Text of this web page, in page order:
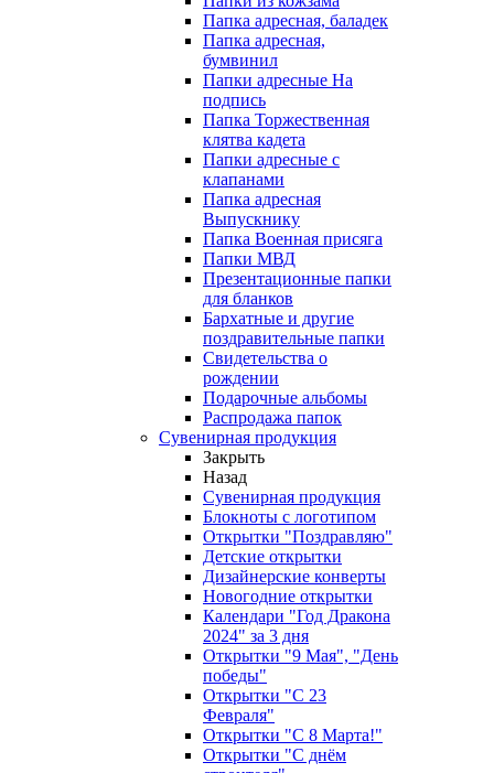
Папка адресная, баладек
Папка адресная,
бумвинил
Папки адресные На
подпись
Папка Торжественная
клятва кадета
Папки адресные с
клапанами
Папка адресная
Выпускнику
Папка Военная присяга
Папки МВД
Презентационные папки
для бланков
Бархатные и другие
поздравительные папки
Свидетельства о
рождении
Подарочные альбомы
Распродажа папок
Сувенирная продукция
Закрыть
Назад
Сувенирная продукция
Блокноты с логотипом
Открытки "Поздравляю"
Детские открытки
Дизайнерские конверты
Новогодние открытки
Календари "Год Дракона
2024" за 3 дня
Открытки "9 Мая", "День
победы"
Открытки "С 23
Февраля"
Открытки "С 8 Марта!"
Открытки "С днём